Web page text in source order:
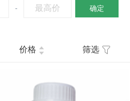
- 确定
价格 筛选